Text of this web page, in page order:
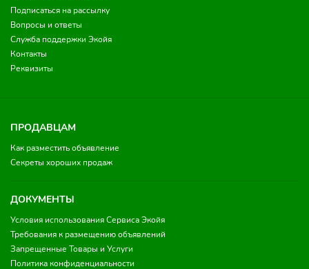
Подписаться на рассылку
Вопросы и ответы
Служба поддержки Экойя
Контакты
Реквизиты
ПРОДАВЦАМ
Как разместить объявление
Секреты хороших продаж
ДОКУМЕНТЫ
Условия использования Сервиса Экойя
Требования к размещению объявлений
Запрещенные Товары и Услуги
Политика конфиденциальности